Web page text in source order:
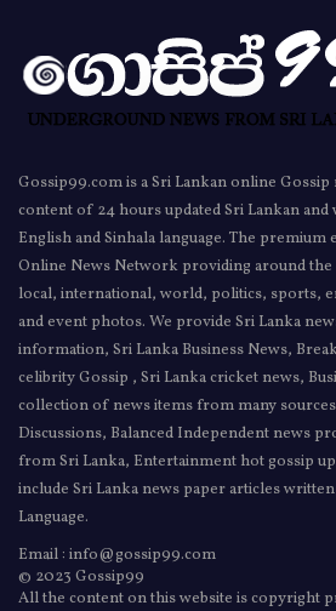
Gossip99.com is a Sri Lankan online
content of 24 hours updated Sri Lankan
English and Sinhala language. The premium
Online News Network providing around
local, international, world, politics, sports,
and event photos. We provide Sri Lanka
information, Sri Lanka Business News,
celibrity Gossip , Sri Lanka cricket news,
collection of news items from many
Discussions, Balanced Independent news
from Sri Lanka, Entertainment hot gossip
include Sri Lanka news paper articles
Language.
Email : info@gossip99.com
© 2023 Gossip99
All the content on this website is copyright